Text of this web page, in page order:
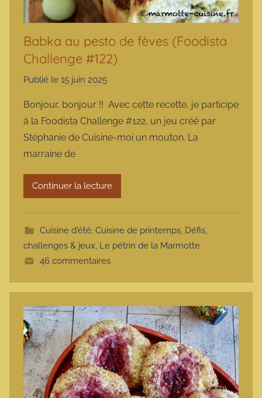
Babka au pesto de fèves (Foodista
Challenge #122)
Publié le 15 juin 2025
r
m
a
o
t
e
Bonjour, bonjour !! Avec cette recette, je participe
à la Foodista Challenge #122, un jeu créé par
Stéphanie de Cuisine-moi un mouton. La
marraine de
Continuer la lecture
Cuisine d'été, Cuisine de printemps, Défis,
challenges & jeux, Le pétrin de la Marmotte
46 commentaires